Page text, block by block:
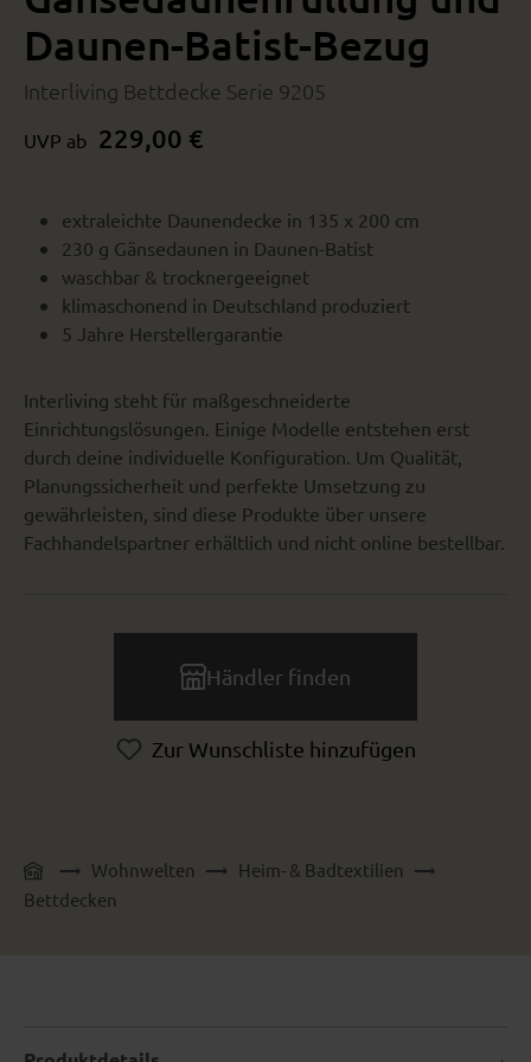
Daunen-Batist-Bezug
Interliving Bettdecke Serie 9205
UVP ab 229,00 €
extraleichte Daunendecke in 135 x 200 cm
230 g Gänsedaunen in Daunen-Batist
waschbar & trocknergeeignet
klimaschonend in Deutschland produziert
5 Jahre Herstellergarantie
Interliving steht für maßgeschneiderte
Einrichtungslösungen. Einige Modelle entstehen erst
durch deine individuelle Konfiguration. Um Qualität,
Planungssicherheit und perfekte Umsetzung zu
gewährleisten, sind diese Produkte über unsere
Fachhandelspartner erhältlich und nicht online bestellbar.
Händler finden
Zur Wunschliste hinzufügen
Wohnwelten
Heim- & Badtextilien
Bettdecken